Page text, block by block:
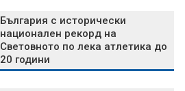
България с исторически
национален рекорд на
Световното по лека атлетика до
20 години